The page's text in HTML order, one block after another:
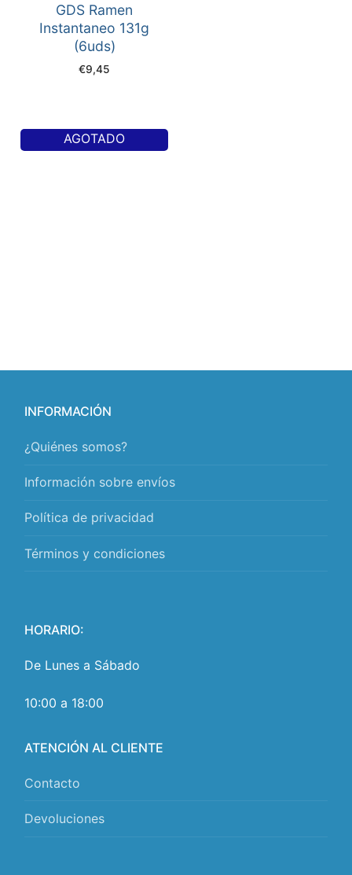
GDS Ramen
Instantaneo 131g
(6uds)
€9,45
AGOTADO
INFORMACIÓN
¿Quiénes somos?
Información sobre envíos
Política de privacidad
Términos y condiciones
HORARIO:
De Lunes a Sábado
10:00 a 18:00
ATENCIÓN AL CLIENTE
Contacto
Devoluciones